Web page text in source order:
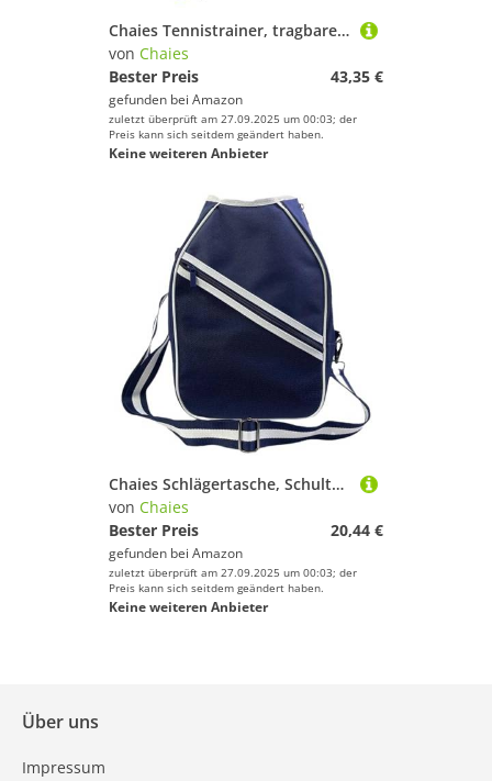
Chaies Tennistrainer, tragbares Tennistrainingszubehör | Trainingsgerät für Feedback-Übungen zu Hause, Sportbegleitung
von Chaies
Bester Preis
43,35 €
gefunden bei Amazon
zuletzt überprüft am 27.09.2025 um 00:03; der
Preis kann sich seitdem geändert haben.
Keine weiteren Anbieter
Chaies Schlägertasche, Schultertasche für Tennisschläger – Tennisschlägertasche | Tennisschlägerhülle für Männer und Frauen, leichte Umhängetasche für Schläger
von Chaies
Bester Preis
20,44 €
gefunden bei Amazon
zuletzt überprüft am 27.09.2025 um 00:03; der
Preis kann sich seitdem geändert haben.
Keine weiteren Anbieter
Über uns
Impressum